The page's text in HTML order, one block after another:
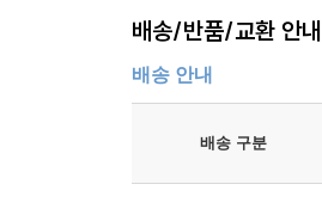
배송/반품/교환 안내
배송 안내
배송 구분